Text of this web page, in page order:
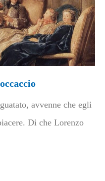
avvenne che egli
Di che Lorenzo